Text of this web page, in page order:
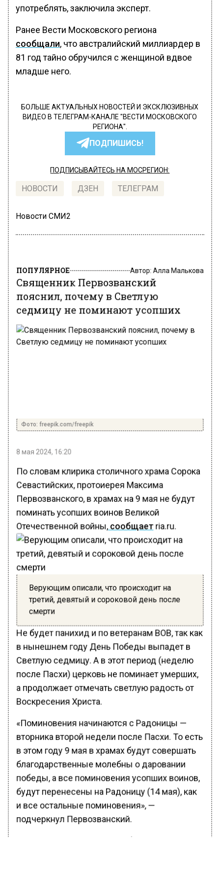
употреблять, заключила эксперт.
Ранее Вести Московского региона
сообщали, что австралийский миллиардер в
81 год тайно обручился с женщиной вдвое
младше него.
БОЛЬШЕ АКТУАЛЬНЫХ НОВОСТЕЙ И ЭКСКЛЮЗИВНЫХ
ВИДЕО В ТЕЛЕГРАМ-КАНАЛЕ "ВЕСТИ МОСКОВСКОГО
РЕГИОНА".
ПОДПИШИСЬ!
ПОДПИСЫВАЙТЕСЬ НА МОСРЕГИОН:
НОВОСТИ ДЗЕН ТЕЛЕГРАМ
Новости СМИ2
ПОПУЛЯРНОЕ Автор: Алла Малькова
Священник Первозванский
пояснил, почему в Светлую
седмицу не поминают усопших
Фото: freepik.com/freepik
8 мая 2024, 16:20
По словам клирика столичного храма Сорока
Севастийских, протоиерея Максима
Первозванского, в храмах на 9 мая не будут
поминать усопших воинов Великой
Отечественной войны, сообщаетria.ru.
Верующим описали, что происходит на
третий, девятый и сороковой день после
смерти
Не будет панихид и по ветеранам ВОВ, так как
в нынешнем году День Победы выпадет в
Светлую седмицу. А в этот период (неделю
после Пасхи) церковь не поминает умерших,
а продолжает отмечать светлую радость от
Воскресения Христа.
«Поминовения начинаются с Радоницы —
вторника второй недели после Пасхи. То есть
в этом году 9 мая в храмах будут совершать
благодарственные молебны о даровании
победы, а все поминовения усопших воинов,
будут перенесены на Радоницу (14 мая), как
и все остальные поминовения», —
подчеркнул Первозванский.